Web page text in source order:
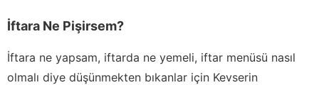
İftara Ne Pişirsem?
İftara ne yapsam, iftarda ne yemeli, iftar menüsü nasıl
olmalı diye düşünmekten bıkanlar için Kevserin